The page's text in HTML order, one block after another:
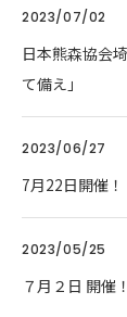
2023/07/02
日本熊森協会
て備え」
2023/06/27
7月22日開催
2023/05/25
７月２日 開催